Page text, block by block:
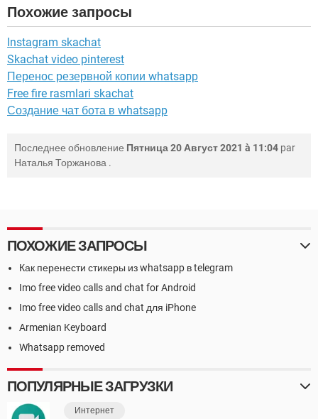
Похожие запросы
Instagram skachat
Skachat video pinterest
Перенос резервной копии whatsapp
Free fire rasmlari skachat
Создание чат бота в whatsapp
Последнее обновление Пятница 20 Август 2021 à 11:04 par
Наталья Торжанова .
ПОХОЖИЕ ЗАПРОСЫ
Как перенести стикеры из whatsapp в telegram
Imo free video calls and chat for Android
Imo free video calls and chat для iPhone
Armenian Keyboard
Whatsapp removed
ПОПУЛЯРНЫЕ ЗАГРУЗКИ
Интернет